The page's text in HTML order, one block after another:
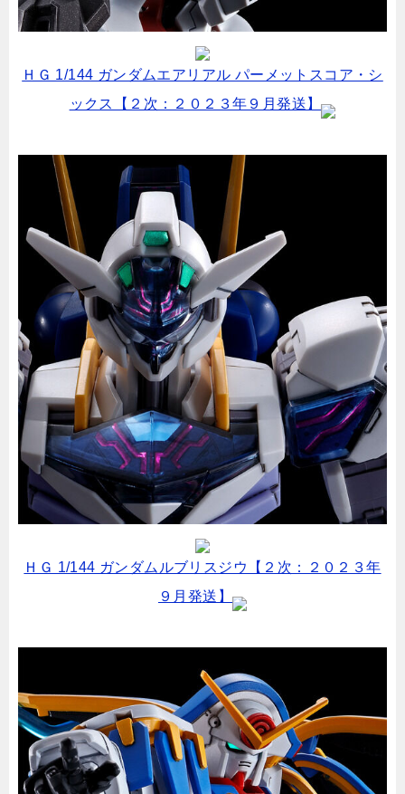
ＨＧ 1/144 ガンダムエアリアル パーメットスコア・シ
ックス【２次：２０２３年９月発送】
ＨＧ 1/144 ガンダムルブリスジウ【２次：２０２３年
９月発送】